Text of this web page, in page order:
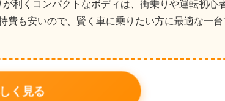
が利くコンパクトなボディは、街乗りや運転初心
費も安いので、賢く車に乗りたい方に最適な一
く見る